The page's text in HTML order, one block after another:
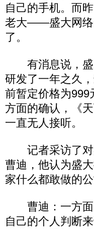
自己的手机。而
老大——盛大网络
了。
有消息说，盛
研发了一年之久
前暂定价格为999
方面的确认，《
一直无人接听。
记者采访了对
曹迪，他认为盛
家什么都敢做的公
曹迪：一方面
自己的个人判断